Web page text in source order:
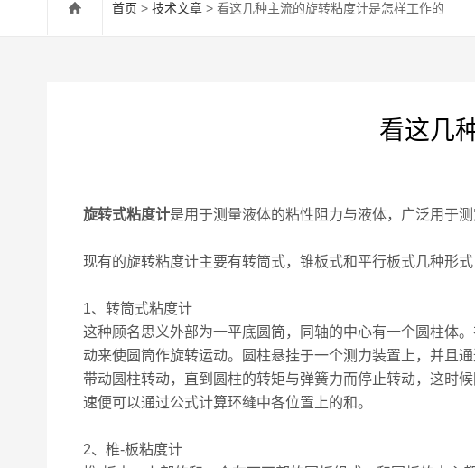
首页 > 技术文章 > 看这几种主流的旋转粘度计是怎样工作的
看这几
旋转式粘度计是用于测量液体的粘性阻力与液体，广泛用于
现有的旋转粘度计主要有转筒式，锥板式和平行板式几种形式
1、转筒式粘度计
这种顾名思义外部为一平底圆筒，同轴的中心有一个圆柱体
动来使圆筒作旋转运动。圆柱悬挂于一个测力装置上，并且
带动圆柱转动，直到圆柱的转矩与弹簧力而停止转动，这时
速便可以通过公式计算环缝中各位置上的和。
2、椎-板粘度计